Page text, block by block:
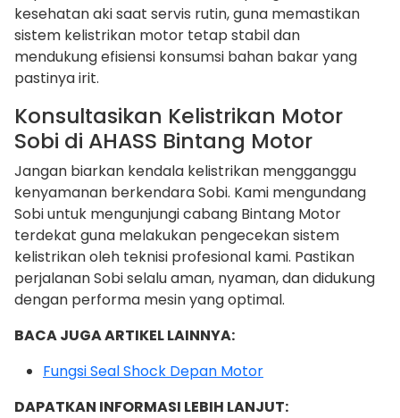
kesehatan aki saat servis rutin, guna memastikan
sistem kelistrikan motor tetap stabil dan
mendukung efisiensi konsumsi bahan bakar yang
pastinya irit.
Konsultasikan Kelistrikan Motor
Sobi di AHASS Bintang Motor
Jangan biarkan kendala kelistrikan mengganggu
kenyamanan berkendara Sobi. Kami mengundang
Sobi untuk mengunjungi cabang Bintang Motor
terdekat guna melakukan pengecekan sistem
kelistrikan oleh teknisi profesional kami. Pastikan
perjalanan Sobi selalu aman, nyaman, dan didukung
dengan performa mesin yang optimal.
BACA JUGA ARTIKEL LAINNYA:
Fungsi Seal Shock Depan Motor
DAPATKAN INFORMASI LEBIH LANJUT: